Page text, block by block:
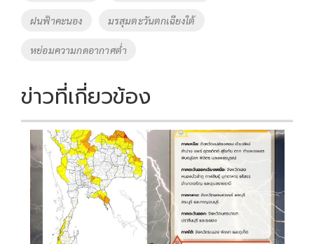
ฝนฟ้าคะนอง มรสุมตะวันตกเฉียงใต้
หย่อมความกดอากาศต่ำ
ข่าวที่เกี่ยวข้อง